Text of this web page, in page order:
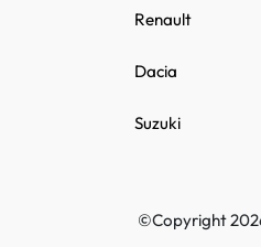
Renault
Dacia
Suzuki
©Copyright